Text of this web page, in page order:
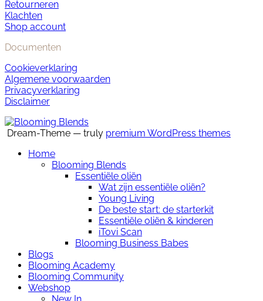
Retourneren
Klachten
Shop account
Documenten
Cookieverklaring
Algemene voorwaarden
Privacyverklaring
Disclaimer
Dream-Theme — truly premium WordPress themes
Home
Blooming Blends
Essentiële oliën
Wat zijn essentiële oliën?
Young Living
De beste start: de starterkit
Essentiële oliën & kinderen
iTovi Scan
Blooming Business Babes
Blogs
Blooming Academy
Blooming Community
Webshop